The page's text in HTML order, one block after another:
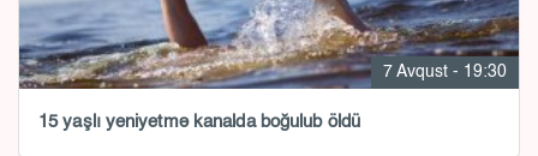
7 Avqust - 19:30
15 yaşlı yeniyetmə kanalda boğulub öldü